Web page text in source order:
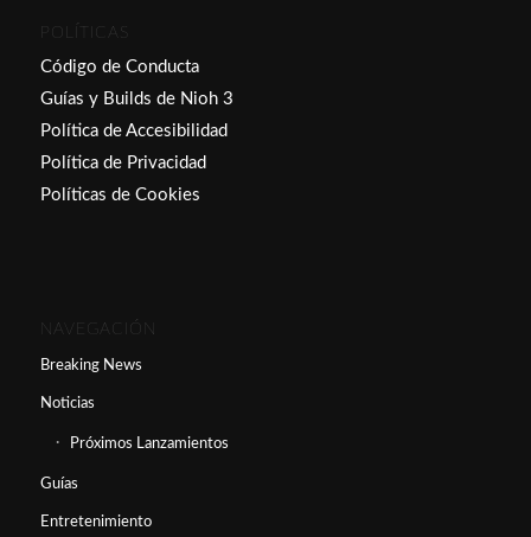
POLÍTICAS
Código de Conducta
Guías y Builds de Nioh 3
Política de Accesibilidad
Política de Privacidad
Políticas de Cookies
NAVEGACIÓN
Breaking News
Noticias
Próximos Lanzamientos
Guías
Entretenimiento